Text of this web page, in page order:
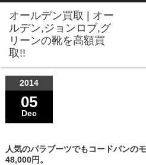
2014
05
Dec
人気のパラブーツでもコードバンの
48,000円。